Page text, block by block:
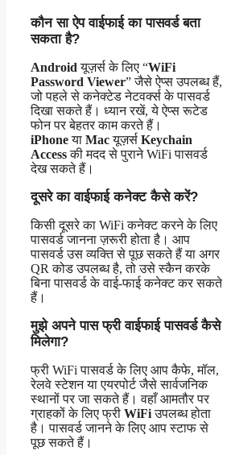
कौन सा ऐप वाईफाई का पासवर्ड बता
सकता है?
Android यूज़र्स के लिए “WiFi
Password Viewer” जैसे ऐप्स उपलब्ध हैं,
जो पहले से कनेक्टेड नेटवर्क्स के पासवर्ड
दिखा सकते हैं। ध्यान रखें, ये ऐप्स रूटेड
फोन पर बेहतर काम करते हैं।
iPhoneया Macयूज़र्स Keychain
Accessकी मदद से पुराने WiFi पासवर्ड
देख सकते हैं।
दूसरे का वाईफाई कनेक्ट कैसे करें?
किसी दूसरे का WiFi कनेक्ट करने के लिए
पासवर्ड जानना ज़रूरी होता है। आप
पासवर्ड उस व्यक्ति से पूछ सकते हैं या अगर
QR कोड उपलब्ध है, तो उसे स्कैन करके
बिना पासवर्ड के वाई-फाई कनेक्ट कर सकते
हैं।
मुझे अपने पास फ्री वाईफाई पासवर्ड कैसे
मिलेगा?
फ्री WiFi पासवर्ड के लिए आप कैफे, मॉल,
रेलवे स्टेशन या एयरपोर्ट जैसे सार्वजनिक
स्थानों पर जा सकते हैं। वहाँ आमतौर पर
ग्राहकों के लिए फ्री WiFiउपलब्ध होता
है। पासवर्ड जानने के लिए आप स्टाफ से
पूछ सकते हैं।